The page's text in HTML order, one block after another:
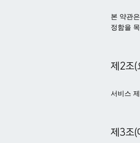
본 약관
정함을
제2조(
서비스
제3조(